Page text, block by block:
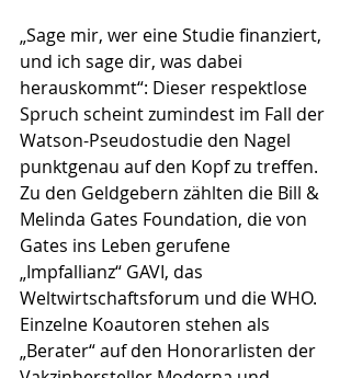
„Sage mir, wer eine Studie finanziert,
und ich sage dir, was dabei
herauskommt“: Dieser respektlose
Spruch scheint zumindest im Fall der
Watson-Pseudostudie den Nagel
punktgenau auf den Kopf zu treffen.
Zu den Geldgebern zählten die Bill &
Melinda Gates Foundation, die von
Gates ins Leben gerufene
„Impfallianz“ GAVI, das
Weltwirtschaftsforum und die WHO.
Einzelne Koautoren stehen als
„Berater“ auf den Honorarlisten der